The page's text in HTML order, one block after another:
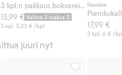
15,99 € Valitse 3 maksa 2
3 kpl. 5,33 € /kpl
Newbie
17,99 €
3 kpl.6 € /
juuri nyt